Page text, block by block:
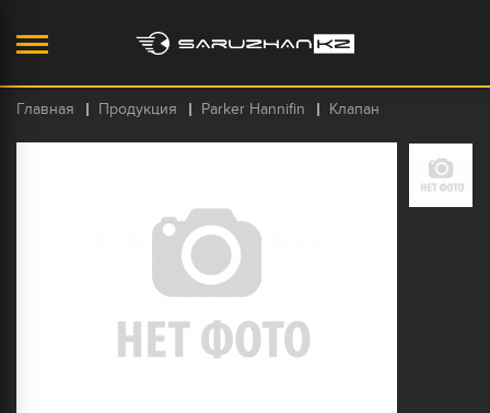
Главная Продукция Parker Hannifin Клапан